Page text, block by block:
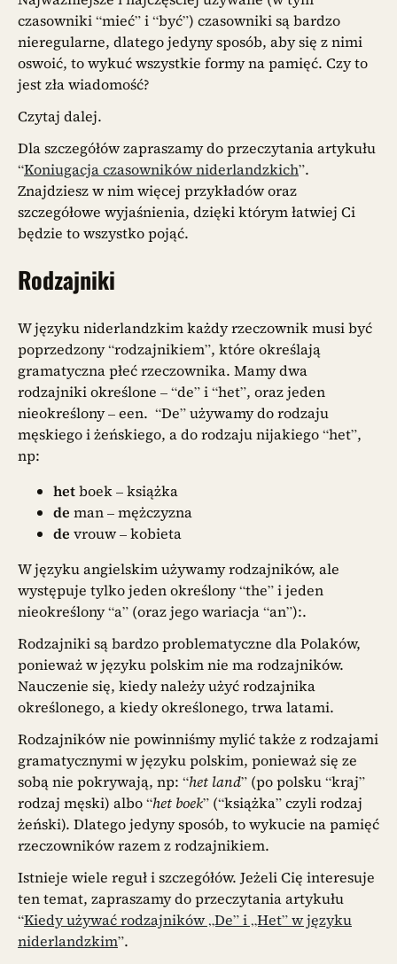
czasowniki “mieć” i “być”) czasowniki są bardzo
nieregularne, dlatego jedyny sposób, aby się z nimi
oswoić, to wykuć wszystkie formy na pamięć. Czy to
jest zła wiadomość?
Czytaj dalej.
Dla szczegółów zapraszamy do przeczytania artykułu
“Koniugacja czasowników niderlandzkich”.
Znajdziesz w nim więcej przykładów oraz
szczegółowe wyjaśnienia, dzięki którym łatwiej Ci
będzie to wszystko pojąć.
Rodzajniki
W języku niderlandzkim każdy rzeczownik musi być
poprzedzony “rodzajnikiem”, które określają
gramatyczna płeć rzeczownika. Mamy dwa
rodzajniki określone – “de” i “het”, oraz jeden
nieokreślony – een. “De” używamy do rodzaju
męskiego i żeńskiego, a do rodzaju nijakiego “het”,
np:
hetboek – książka
de man – mężczyzna
de vrouw – kobieta
W języku angielskim używamy rodzajników, ale
występuje tylko jeden określony “the” i jeden
nieokreślony “a” (oraz jego wariacja “an”):.
Rodzajniki są bardzo problematyczne dla Polaków,
ponieważ w języku polskim nie ma rodzajników.
Nauczenie się, kiedy należy użyć rodzajnika
określonego, a kiedy określonego, trwa latami.
Rodzajników nie powinniśmy mylić także z rodzajami
gramatycznymi w języku polskim, ponieważ się ze
sobą nie pokrywają, np: “het land” (po polsku “kraj”
rodzaj męski) albo “het boek” (“książka” czyli rodzaj
żeński). Dlatego jedyny sposób, to wykucie na pamięć
rzeczowników razem z rodzajnikiem.
Istnieje wiele reguł i szczegółów. Jeżeli Cię interesuje
ten temat, zapraszamy do przeczytania artykułu
“Kiedy używać rodzajników „De” i „Het” w języku
niderlandzkim”.